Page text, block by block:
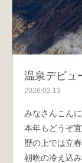
温泉デビュ
2026.02.13
みなさんこん
本年もどうぞ
歴の上では立
朝晩の冷え込